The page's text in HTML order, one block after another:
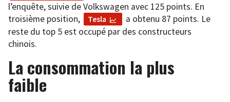
l’enquête, suivie de Volkswagen avec 125 points. En
troisième position,
Tesla
a obtenu 87 points. Le
reste du top 5 est occupé par des constructeurs
chinois.
La consommation la plus
faible